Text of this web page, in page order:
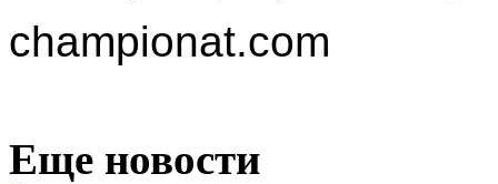
championat.com
Еще новости